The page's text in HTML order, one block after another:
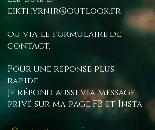
eikthyrnir@outlook.fr
ou via le formulaire de
contact.
Pour une réponse plus
rapide.
Je répond aussi via message
privé sur ma page FB et Insta